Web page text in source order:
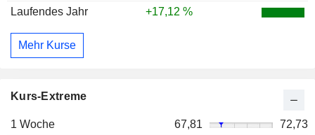
Laufendes Jahr
+17,12 %
Mehr Kurse
Kurs-Extreme
1 Woche 67,81
72,73